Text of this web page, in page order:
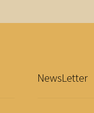
NewsLetter